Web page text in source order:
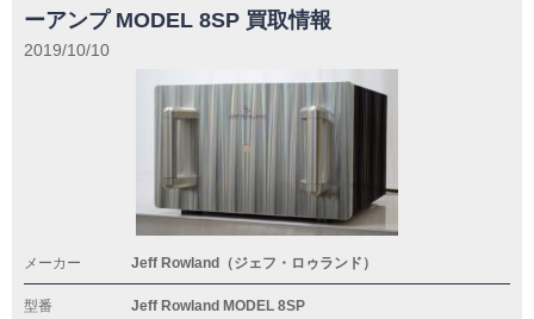
ーアンプ MODEL 8SP 買取情報
2019/10/10
メーカー Jeff Rowland（ジェフ・ロゥランド）
型番 Jeff Rowland MODEL 8SP